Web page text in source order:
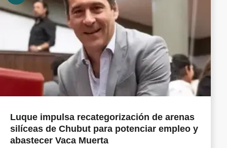
Luque impulsa recategorización de arenas
silíceas de Chubut para potenciar empleo y
abastecer Vaca Muerta